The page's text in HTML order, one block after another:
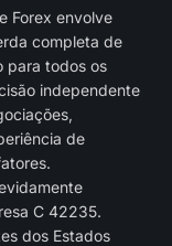
Forex envolve
completa de
para todos os
independente
de
C 42235.
dos Estados